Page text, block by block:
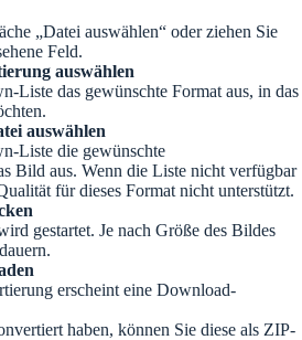
„Datei auswählen“ oder ziehen Sie
Feld.
auswählen
Liste das gewünschte Format aus, in das
auswählen
Liste die gewünschte
Bild aus. Wenn die Liste nicht verfügbar
für dieses Format nicht unterstützt.
gestartet. Je nach Größe des Bildes
erscheint eine Download-
haben, können Sie diese als ZIP-